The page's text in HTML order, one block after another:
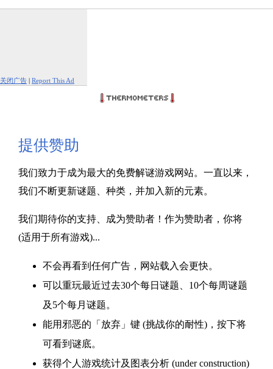
关闭广告 | Report This Ad
提供赞助
我们致力于成为最大的免费解谜游戏网站。一直以来，
我们不断更新谜题、种类，并加入新的元素。
我们期待你的支持、成为赞助者！作为赞助者，你将
(适用于所有游戏)...
不会再看到任何广告，网站载入会更快。
可以重玩最近过去30个每日谜题、10个每周谜题
及5个每月谜题。
能用邪恶的「放弃」键 (挑战你的耐性)，按下将
可看到谜底。
获得个人游戏统计及图表分析 (under construction)